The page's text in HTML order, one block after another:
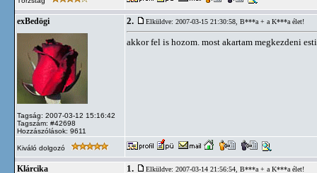
exBedögi
Tagság: 2007-03-12 15:16:42
Tagszám: #42698
Hozzászólások: 9611
2. Elküldve: 2007-03-15 21:30:58, B***a + a K***a élet!
akkor fel is hozom. most akartam megkezdeni
Kiváló dolgozó
Klárcika 1. Elküldve: 2007-03-14 21:56:54, B***a + a K***a élet!